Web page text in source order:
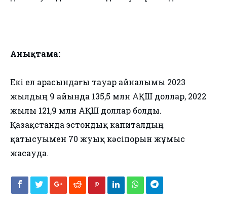
Анықтама:
Екі ел арасындағы тауар айналымы 2023
жылдың 9 айында 135,5 млн АҚШ доллар, 2022
жылы 121,9 млн АҚШ доллар болды.
Қазақстанда эстондық капиталдың
қатысуымен 70 жуық кәсіпорын жұмыc
жасауда.